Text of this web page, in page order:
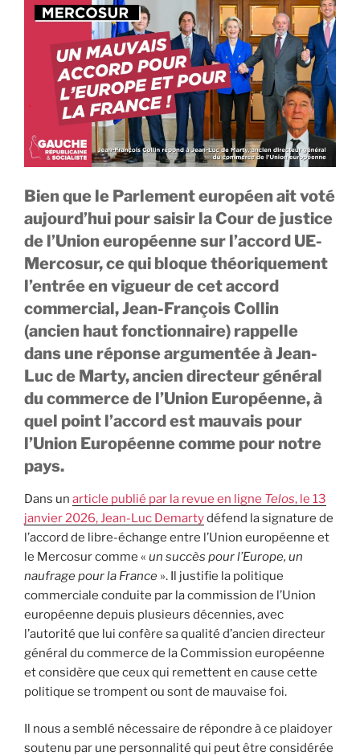
Bien que le Parlement européen ait voté
aujourd’hui pour saisir la Cour de justice
de l’Union européenne sur l’accord UE-
Mercosur, ce qui bloque théoriquement
l’entrée en vigueur de cet accord
commercial, Jean-François Collin
(ancien haut fonctionnaire) rappelle
dans une réponse argumentée à Jean-
Luc de Marty, ancien directeur général
du commerce de l’Union Européenne, à
quel point l’accord est mauvais pour
l’Union Européenne comme pour notre
pays.
Dans un article publié par la revue en ligne Telos, le 13
janvier 2026, Jean-Luc Demartydéfend la signature de
l’accord de libre-échange entre l’Union européenne et
le Mercosur comme « un succès pour l’Europe, un
naufrage pour la France ». Il justifie la politique
commerciale conduite par la commission de l’Union
européenne depuis plusieurs décennies, avec
l’autorité que lui confère sa qualité d’ancien directeur
général du commerce de la Commission européenne
et considère que ceux qui remettent en cause cette
politique se trompent ou sont de mauvaise foi.
Il nous a semblé nécessaire de répondre à ce plaidoyer
soutenu par une personnalité qui peut être considérée